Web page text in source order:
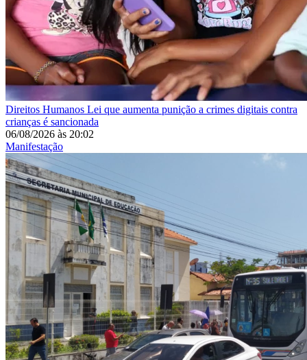
Direitos Humanos Lei que aumenta punição a crimes digitais contra
crianças é sancionada
06/08/2026 às 20:02
Manifestação